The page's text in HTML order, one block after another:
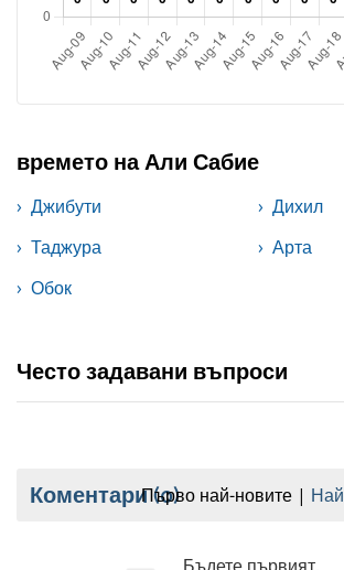
времето на Али Сабие
Джибути
Дихил
Таджура
Арта
Обок
Често задавани въпроси
Коментари(0)
Първо най-новите